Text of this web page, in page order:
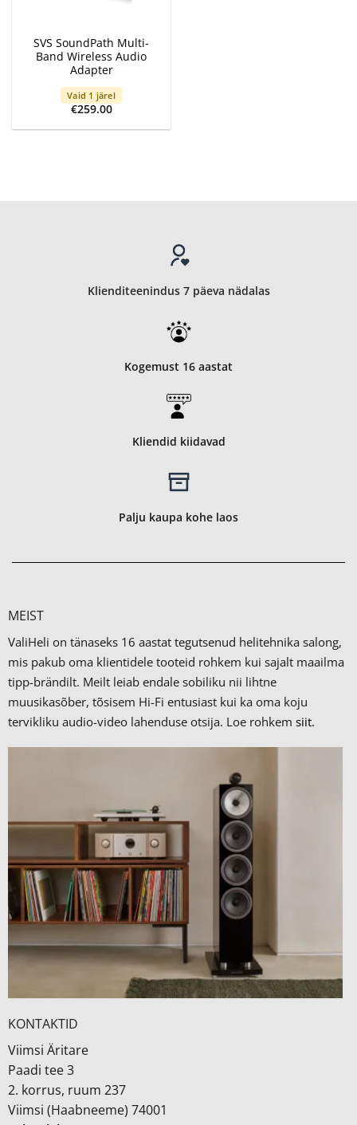
SVS SoundPath Multi-
Band Wireless Audio
Adapter
Vaid 1 järel
€259.00
Klienditeenindus 7 päeva nädalas
Kogemust 16 aastat
Kliendid kiidavad
Palju kaupa kohe laos
MEIST
ValiHeli on tänaseks 16 aastat tegutsenud helitehnika salong,
mis pakub oma klientidele tooteid rohkem kui sajalt maailma
tipp-brändilt. Meilt leiab endale sobiliku nii lihtne
muusikasõber, tõsisem Hi-Fi entusiast kui ka oma koju
tervikliku audio-video lahenduse otsija. Loe rohkem siit.
KONTAKTID
Viimsi Äritare
Paadi tee 3
2. korrus, ruum 237
Viimsi (Haabneeme) 74001